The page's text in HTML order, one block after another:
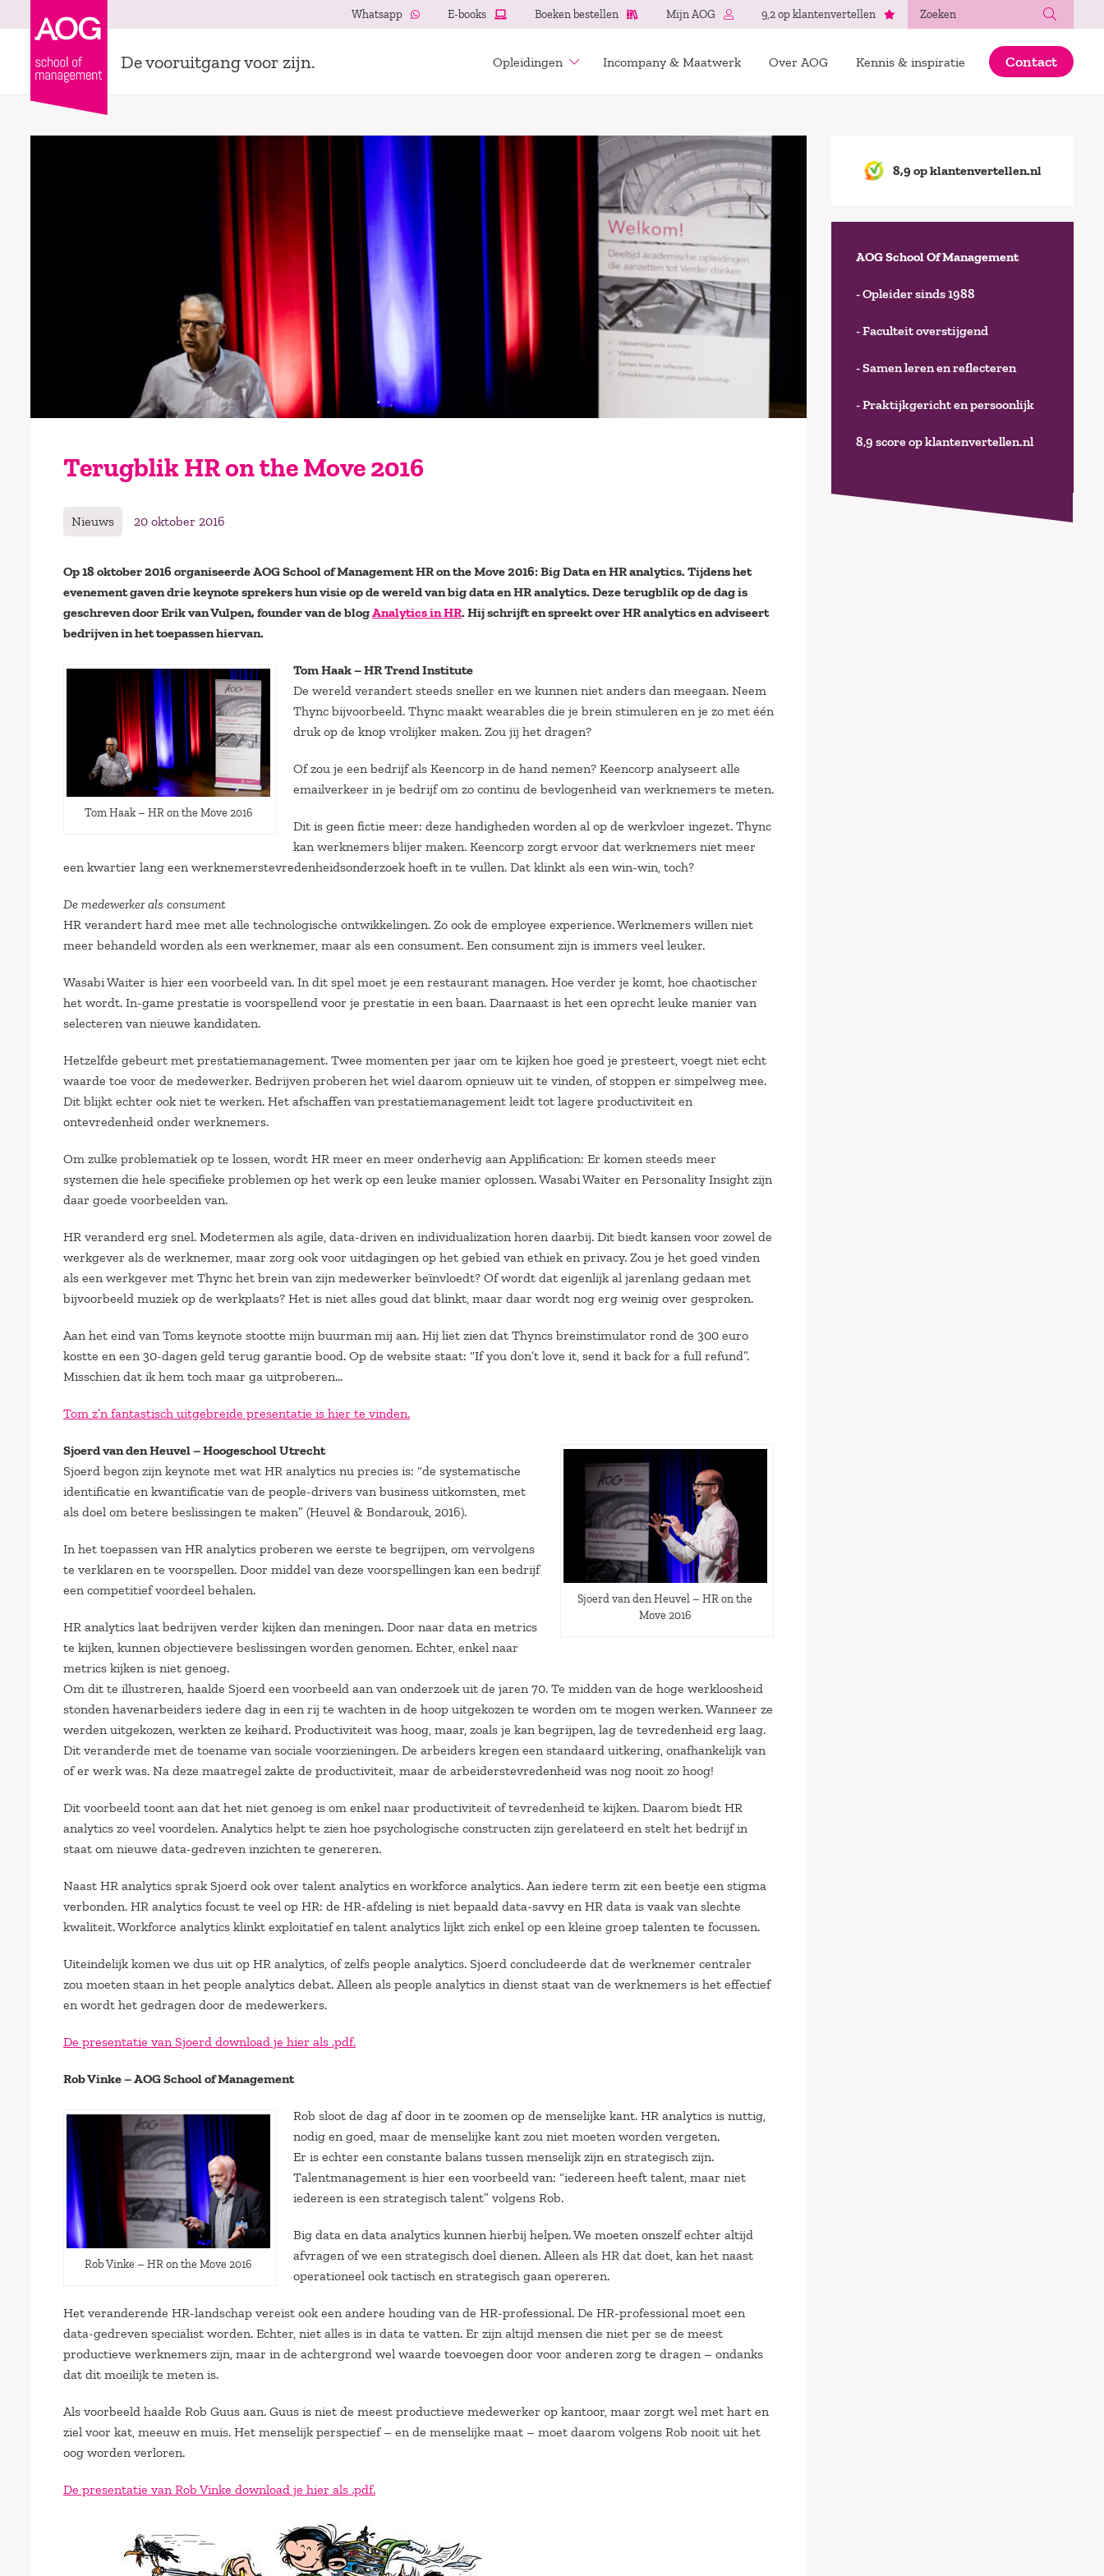
Whatsapp E-books Boeken bestellen Mijn AOG 9,2 op klantenvertellen
De vooruitgang voor zijn. Opleidingen Incompany & Maatwerk Over AOG Kennis & inspiratie Contact
Terugblik HR on the Move 2016
Nieuws 20 oktober 2016
Op 18 oktober 2016 organiseerde AOG School of Management HR on the Move 2016: Big Data en HR analytics. Tijdens het
evenement gaven drie keynote sprekers hun visie op de wereld van big data en HR analytics. Deze terugblik op de dag is
geschreven door Erik van Vulpen, founder van de blogAnalytics in HR. Hij schrijft en spreekt over HR analytics en adviseert
bedrijven in het toepassen hiervan.
Tom Haak – HR on the Move 2016
Tom Haak – HR Trend Institute
De wereld verandert steeds sneller en we kunnen niet anders dan meegaan. Neem
Thync bijvoorbeeld. Thync maakt wearables die je brein stimuleren en je zo met één
druk op de knop vrolijker maken. Zou jij het dragen?
Of zou je een bedrijf als Keencorp in de hand nemen? Keencorp analyseert alle
emailverkeer in je bedrijf om zo continu de bevlogenheid van werknemers te meten.
Dit is geen fictie meer: deze handigheden worden al op de werkvloer ingezet. Thync
kan werknemers blijer maken. Keencorp zorgt ervoor dat werknemers niet meer
een kwartier lang een werknemerstevredenheidsonderzoek hoeft in te vullen. Dat klinkt als een win-win, toch?
De medewerker als consument
HR verandert hard mee met alle technologische ontwikkelingen. Zo ook de employee experience. Werknemers willen niet
meer behandeld worden als een werknemer, maar als een consument. Een consument zijn is immers veel leuker.
Wasabi Waiter is hier een voorbeeld van. In dit spel moet je een restaurant managen. Hoe verder je komt, hoe chaotischer
het wordt. In-game prestatie is voorspellend voor je prestatie in een baan. Daarnaast is het een oprecht leuke manier van
selecteren van nieuwe kandidaten.
Hetzelfde gebeurt met prestatiemanagement. Twee momenten per jaar om te kijken hoe goed je presteert, voegt niet echt
waarde toe voor de medewerker. Bedrijven proberen het wiel daarom opnieuw uit te vinden, of stoppen er simpelweg mee.
Dit blijkt echter ook niet te werken. Het afschaffen van prestatiemanagement leidt tot lagere productiviteit en
ontevredenheid onder werknemers.
Om zulke problematiek op te lossen, wordt HR meer en meer onderhevig aan Applification: Er komen steeds meer
systemen die hele specifieke problemen op het werk op een leuke manier oplossen. Wasabi Waiter en Personality Insight zijn
daar goede voorbeelden van.
HR veranderd erg snel. Modetermen als agile, data-driven en individualization horen daarbij. Dit biedt kansen voor zowel de
werkgever als de werknemer, maar zorg ook voor uitdagingen op het gebied van ethiek en privacy. Zou je het goed vinden
als een werkgever met Thync het brein van zijn medewerker beïnvloedt? Of wordt dat eigenlijk al jarenlang gedaan met
bijvoorbeeld muziek op de werkplaats? Het is niet alles goud dat blinkt, maar daar wordt nog erg weinig over gesproken.
Aan het eind van Toms keynote stootte mijn buurman mij aan. Hij liet zien dat Thyncs breinstimulator rond de 300 euro
kostte en een 30-dagen geld terug garantie bood. Op de website staat: “If you don’t love it, send it back for a full refund”.
Misschien dat ik hem toch maar ga uitproberen…
Tom z’n fantastisch uitgebreide presentatie is hier te vinden.
Sjoerd van den Heuvel – HR on the
Move 2016
Sjoerd van den Heuvel – Hoogeschool Utrecht
Sjoerd begon zijn keynote met wat HR analytics nu precies is: “de systematische
identificatie en kwantificatie van de people-drivers van business uitkomsten, met
als doel om betere beslissingen te maken” (Heuvel & Bondarouk, 2016).
In het toepassen van HR analytics proberen we eerste te begrijpen, om vervolgens
te verklaren en te voorspellen. Door middel van deze voorspellingen kan een bedrijf
een competitief voordeel behalen.
HR analytics laat bedrijven verder kijken dan meningen. Door naar data en metrics
te kijken, kunnen objectievere beslissingen worden genomen. Echter, enkel naar
metrics kijken is niet genoeg.
Om dit te illustreren, haalde Sjoerd een voorbeeld aan van onderzoek uit de jaren 70. Te midden van de hoge werkloosheid
stonden havenarbeiders iedere dag in een rij te wachten in de hoop uitgekozen te worden om te mogen werken. Wanneer ze
werden uitgekozen, werkten ze keihard. Productiviteit was hoog, maar, zoals je kan begrijpen, lag de tevredenheid erg laag.
Dit veranderde met de toename van sociale voorzieningen. De arbeiders kregen een standaard uitkering, onafhankelijk van
of er werk was. Na deze maatregel zakte de productiviteit, maar de arbeiderstevredenheid was nog nooit zo hoog!
Dit voorbeeld toont aan dat het niet genoeg is om enkel naar productiviteit of tevredenheid te kijken. Daarom biedt HR
analytics zo veel voordelen. Analytics helpt te zien hoe psychologische constructen zijn gerelateerd en stelt het bedrijf in
staat om nieuwe data-gedreven inzichten te genereren.
Naast HR analytics sprak Sjoerd ook over talent analytics en workforce analytics. Aan iedere term zit een beetje een stigma
verbonden. HR analytics focust te veel op HR: de HR-afdeling is niet bepaald data-savvy en HR data is vaak van slechte
kwaliteit. Workforce analytics klinkt exploitatief en talent analytics lijkt zich enkel op een kleine groep talenten te focussen.
Uiteindelijk komen we dus uit op HR analytics, of zelfs people analytics. Sjoerd concludeerde dat de werknemer centraler
zou moeten staan in het people analytics debat. Alleen als people analytics in dienst staat van de werknemers is het effectief
en wordt het gedragen door de medewerkers.
De presentatie van Sjoerd download je hier als .pdf.
Rob Vinke – AOG School of Management
Rob Vinke – HR on the Move 2016
Rob sloot de dag af door in te zoomen op de menselijke kant. HR analytics is nuttig,
nodig en goed, maar de menselijke kant zou niet moeten worden vergeten.
Er is echter een constante balans tussen menselijk zijn en strategisch zijn.
Talentmanagement is hier een voorbeeld van: “iedereen heeft talent, maar niet
iedereen is een strategisch talent” volgens Rob.
Big data en data analytics kunnen hierbij helpen. We moeten onszelf echter altijd
afvragen of we een strategisch doel dienen. Alleen als HR dat doet, kan het naast
operationeel ook tactisch en strategisch gaan opereren.
Het veranderende HR-landschap vereist ook een andere houding van de HR-professional. De HR-professional moet een
data-gedreven specialist worden. Echter, niet alles is in data te vatten. Er zijn altijd mensen die niet per se de meest
productieve werknemers zijn, maar in de achtergrond wel waarde toevoegen door voor anderen zorg te dragen – ondanks
dat dit moeilijk te meten is.
Als voorbeeld haalde Rob Guus aan. Guus is niet de meest productieve medewerker op kantoor, maar zorgt wel met hart en
ziel voor kat, meeuw en muis. Het menselijk perspectief – en de menselijke maat – moet daarom volgens Rob nooit uit het
oog worden verloren.
De presentatie van Rob Vinke download je hier als .pdf.
8,9 op klantenvertellen.nl
AOG School Of Management
- Opleider sinds 1988
- Faculteit overstijgend
- Samen leren en reflecteren
- Praktijkgericht en persoonlijk
8,9 score op klantenvertellen.nl